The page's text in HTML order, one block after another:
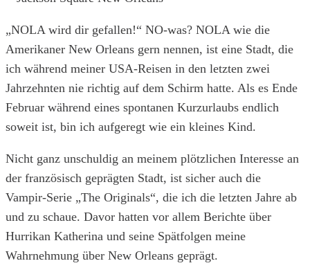
„NOLA wird dir gefallen!“ NO-was? NOLA wie die
Amerikaner New Orleans gern nennen, ist eine Stadt, die
ich während meiner USA-Reisen in den letzten zwei
Jahrzehnten nie richtig auf dem Schirm hatte. Als es Ende
Februar während eines spontanen Kurzurlaubs endlich
soweit ist, bin ich aufgeregt wie ein kleines Kind.
Nicht ganz unschuldig an meinem plötzlichen Interesse an
der französisch geprägten Stadt, ist sicher auch die
Vampir-Serie „The Originals“, die ich die letzten Jahre ab
und zu schaue. Davor hatten vor allem Berichte über
Hurrikan Katherina und seine Spätfolgen meine
Wahrnehmung über New Orleans geprägt.